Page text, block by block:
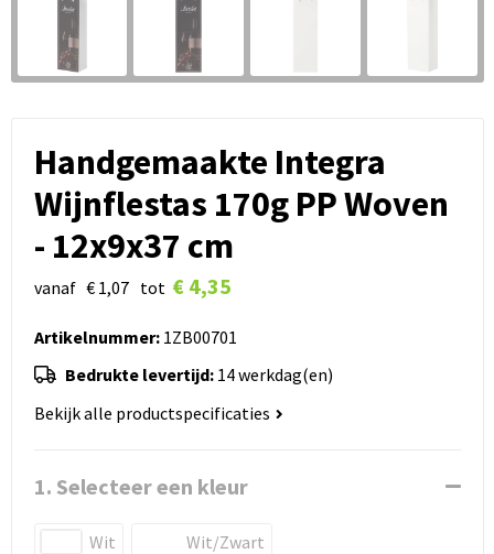
Handgemaakte Integra
Wijnflestas 170g PP Woven
- 12x9x37 cm
vanaf € 1,07 tot € 4,35
Artikelnummer:1ZB00701
Bedrukte levertijd: 14 werkdag(en)
Bekijk alle productspecificaties
1. Selecteer een kleur
Wit Wit/Zwart